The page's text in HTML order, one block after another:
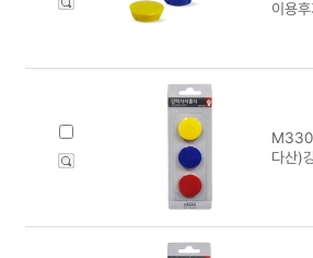
이용
다산)